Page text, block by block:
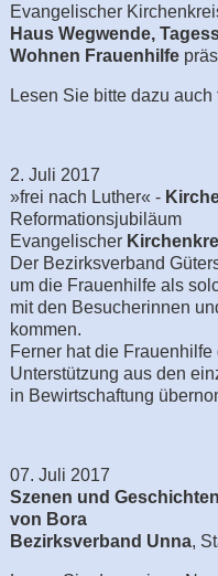
Evangelischer
Haus Wegwende,
Wohnen Frauenhilfe
Lesen Sie bitte dazu auch
2. Juli 2017
»frei nach Luther« -
Reformationsjubiläum
Evangelischer
Der Bezirksverband
um die Frauenhilfe als
mit den Besucherinnen
kommen.
Ferner hat die
Unterstützung aus den
in Bewirtschaftung
07. Juli 2017
Szenen und
von Bora
Bezirksverband Unna,